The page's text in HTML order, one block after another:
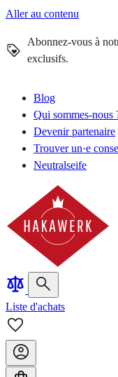
Aller au contenu
Abonnez-vous à
exclusifs.
Blog
Qui sommes-nous
Devenir partenaire
Trouver un·e
Neutralseife
Liste d'achats